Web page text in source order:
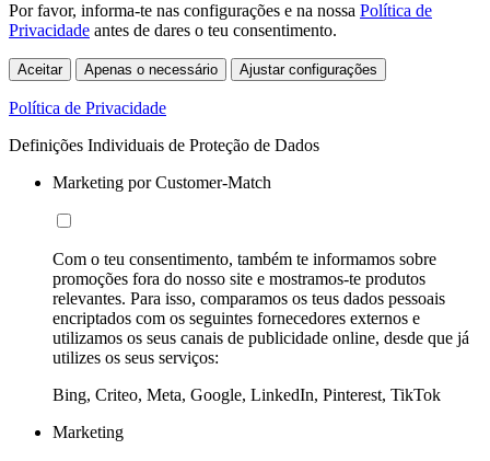
Por favor, informa-te nas configurações e na nossa Política de
Privacidade antes de dares o teu consentimento.
Aceitar Apenas o necessário Ajustar configurações
Política de Privacidade
Definições Individuais de Proteção de Dados
Marketing por Customer-Match
Com o teu consentimento, também te informamos sobre
promoções fora do nosso site e mostramos-te produtos
relevantes. Para isso, comparamos os teus dados pessoais
encriptados com os seguintes fornecedores externos e
utilizamos os seus canais de publicidade online, desde que já
utilizes os seus serviços:
Bing, Criteo, Meta, Google, LinkedIn, Pinterest, TikTok
Marketing